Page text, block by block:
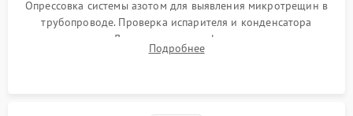
Опрессовка системы азотом для выявления микротрещин в
трубопроводе. Проверка испарителя и конденсатора
течеискателем. Демонтаж старого фильтра-осушителя и
продувка капиллярной трубки для устранения засоров.
Подробнее